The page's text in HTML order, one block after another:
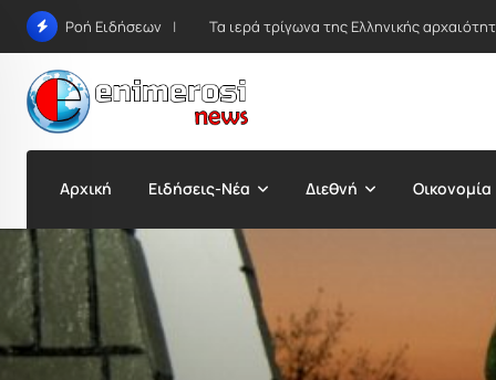
Skip
content
Ροή Ειδήσεων Τα ιερά τρίγωνα της Ελληνικής
Αρχική Ειδήσεις-Νέα Διεθνή Οικονομία